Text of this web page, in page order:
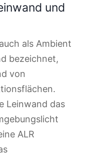
und
als Ambient
bezeichnet,
von
Leinwand das
ALR